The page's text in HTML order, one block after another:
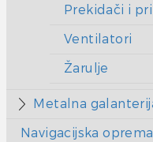
Prekidači i
Ventilatori
Žarulje
Metalna
Navigacijska oprema